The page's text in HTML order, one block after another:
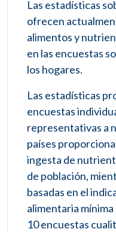
Las estadísticas
ofrecen
alimentos y
en las encuestas
los hogares.
Las estadísticas
encuestas
representativas a
países
ingesta de
de población,
basadas en el
alimentaria
10 encuestas